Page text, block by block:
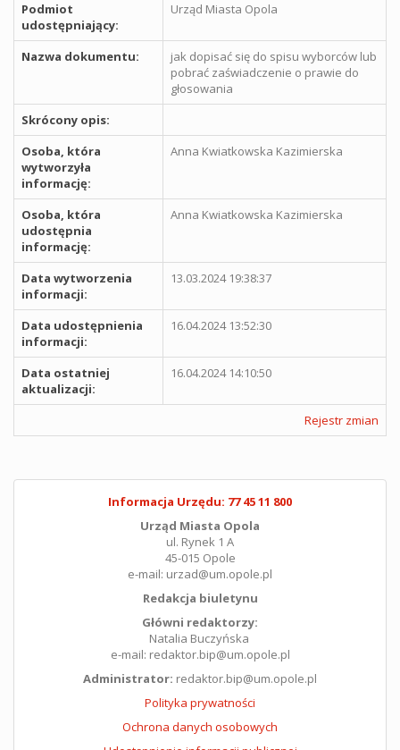
Podmiot
udostępniający:
Urząd Miasta Opola
Nazwa dokumentu:
jak dopisać się do spisu wyborców lub
pobrać zaświadczenie o prawie do
głosowania
Skrócony opis:
Osoba, która
wytworzyła
informację:
Anna Kwiatkowska Kazimierska
Osoba, która
udostępnia
informację:
Anna Kwiatkowska Kazimierska
Data wytworzenia
informacji:
13.03.2024 19:38:37
Data udostępnienia
informacji:
16.04.2024 13:52:30
Data ostatniej
aktualizacji:
16.04.2024 14:10:50
Rejestr zmian
Informacja Urzędu: 77 45 11 800
Urząd Miasta Opola
ul. Rynek 1 A
45-015 Opole
e-mail: urzad@um.opole.pl
Redakcja biuletynu
Główni redaktorzy:
Natalia Buczyńska
e-mail: redaktor.bip@um.opole.pl
Administrator: redaktor.bip@um.opole.pl
Polityka prywatności
Ochrona danych osobowych